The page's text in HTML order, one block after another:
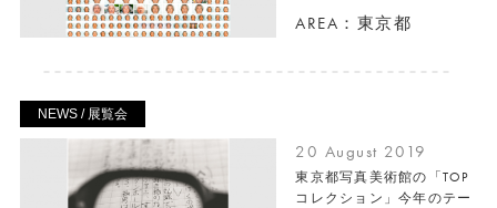
AREA：東京都
NEWS / 展覧会
20 August 2019
東京都写真美術館の「TOP
コレクション」今年のテー